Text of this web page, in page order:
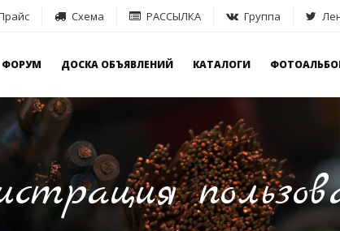
Схема РАССЫЛКА Группа
ФОРУМ ДОСКА ОБЪЯВЛЕНИЙ КАТАЛОГИ